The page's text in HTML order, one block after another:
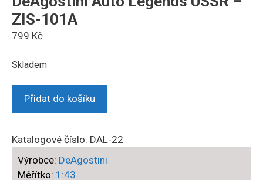
ZIS-101A
799 Kč
Skladem
DeAgostini
USSR
-
ZIS-
Přidat do košíku
Katalogové číslo: DAL-22
Výrobce: DeAgostini
Měřítko: 1:43